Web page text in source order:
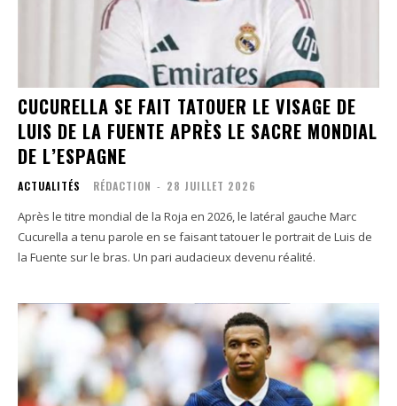
CUCURELLA SE FAIT TATOUER LE VISAGE DE
LUIS DE LA FUENTE APRÈS LE SACRE MONDIAL
DE L’ESPAGNE
ACTUALITÉS RÉDACTION - 28 JUILLET 2026
Après le titre mondial de la Roja en 2026, le latéral gauche Marc
Cucurella a tenu parole en se faisant tatouer le portrait de Luis de
la Fuente sur le bras. Un pari audacieux devenu réalité.